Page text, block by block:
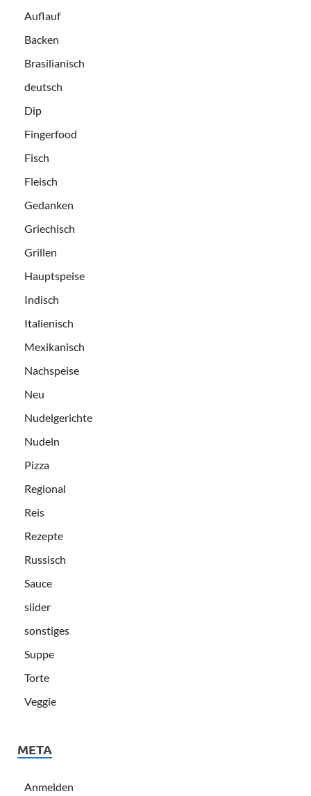
Auflauf
Backen
Brasilianisch
deutsch
Dip
Fingerfood
Fisch
Fleisch
Gedanken
Griechisch
Grillen
Hauptspeise
Indisch
Italienisch
Mexikanisch
Nachspeise
Neu
Nudelgerichte
Nudeln
Pizza
Regional
Reis
Rezepte
Russisch
Sauce
slider
sonstiges
Suppe
Torte
Veggie
META
Anmelden